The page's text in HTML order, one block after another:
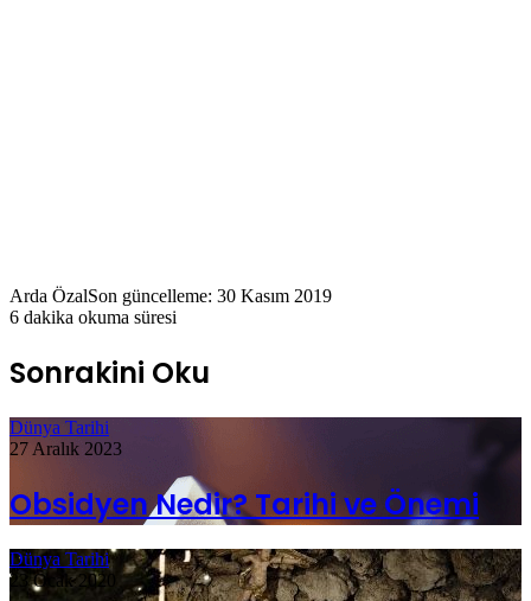
Arda ÖzalSon güncelleme: 30 Kasım 2019
6 dakika okuma süresi
Sonrakini Oku
Dünya Tarihi
27 Aralık 2023
Obsidyen Nedir? Tarihi ve Önemi
Dünya Tarihi
23 Ocak 2020